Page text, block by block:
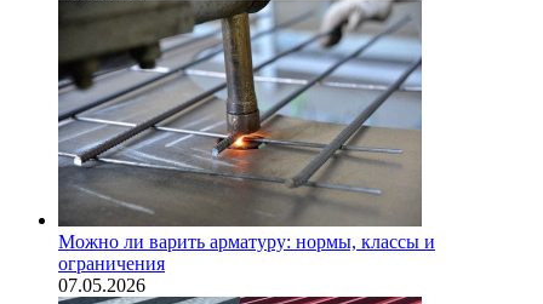
Можно ли варить арматуру: нормы, классы и
ограничения
07.05.2026